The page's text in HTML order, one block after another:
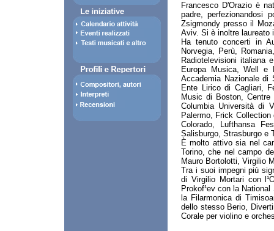
Francesco D'Orazio è
padre, perfezionandosi
Zsigmondy presso il
Aviv. Si è inoltre laureato
Ha tenuto concerti in
Norvegia, Perù,
Radiotelevisioni italiana
Europa Musica, Well e
Accademia Nazionale di
Ente Lirico di Cagliari,
Music di Boston, Centre
Columbia Università di
Palermo, Frick
Colorado, Lufthansa
Salisburgo, Strasburgo e
È molto attivo sia nel
Torino, che nel campo
Mauro Bortolotti, Virgilio
Tra i suoi impegni più
di Virgilio Mortari con
Prokof¹ev con la
la Filarmonica di
dello stesso Berio,
Corale per violino e